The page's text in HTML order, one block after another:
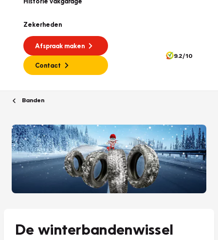
Zekerheden
Afspraak maken
Contact
9.2/10
Banden
De winterbandenwissel